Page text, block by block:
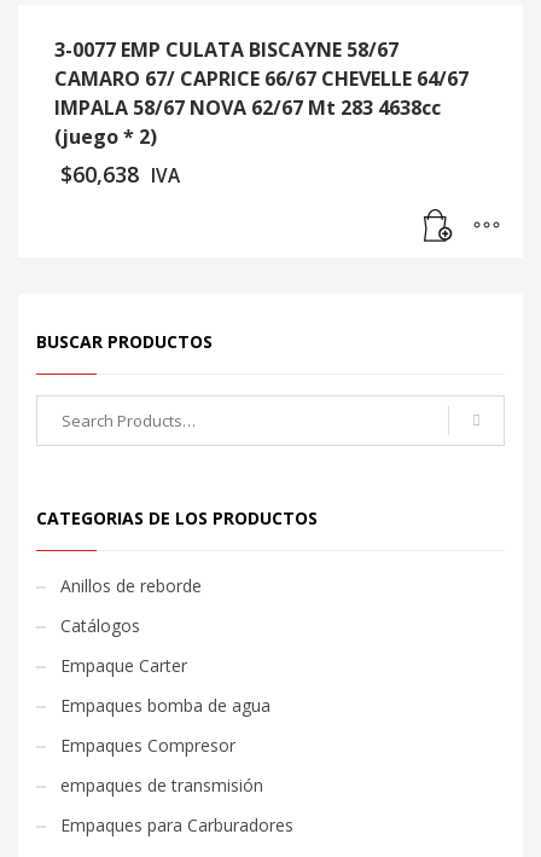
3-0077 EMP CULATA BISCAYNE 58/67
CAMARO 67/ CAPRICE 66/67 CHEVELLE 64/67
IMPALA 58/67 NOVA 62/67 Mt 283 4638cc
(juego * 2)
$60,638 IVA
BUSCAR PRODUCTOS
CATEGORIAS DE LOS PRODUCTOS
Anillos de reborde
Catálogos
Empaque Carter
Empaques bomba de agua
Empaques Compresor
empaques de transmisión
Empaques para Carburadores